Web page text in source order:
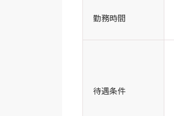
勤務時間
待遇条件